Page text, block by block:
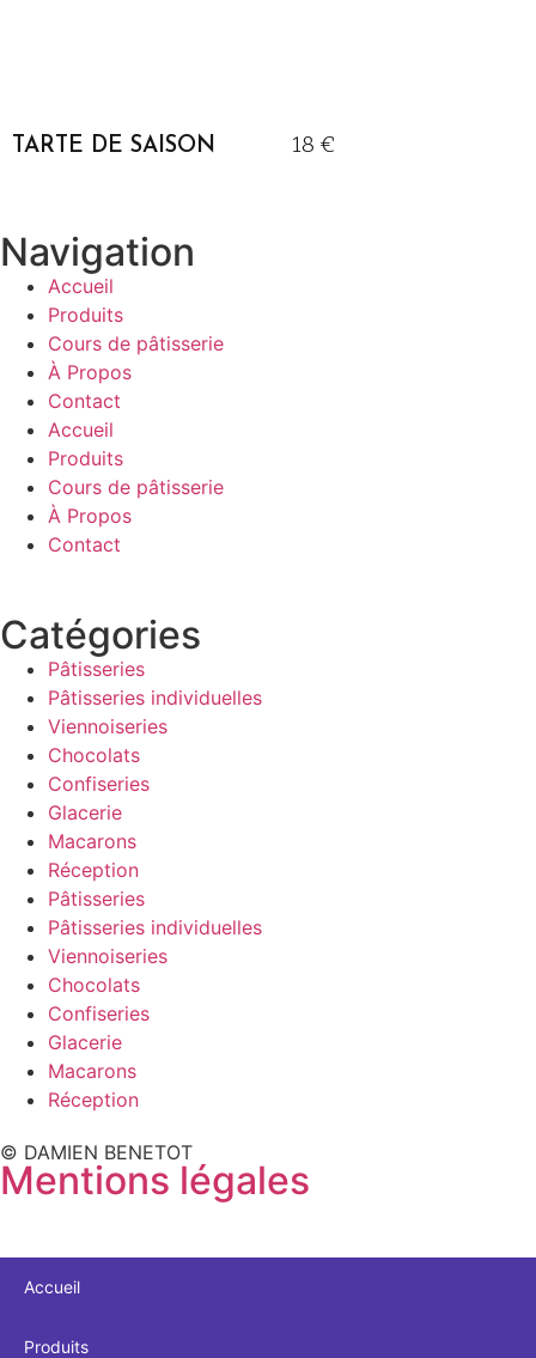
TARTE DE SAISON 18 €
Navigation
Accueil
Produits
Cours de pâtisserie
À Propos
Contact
Accueil
Produits
Cours de pâtisserie
À Propos
Contact
Catégories
Pâtisseries
Pâtisseries individuelles
Viennoiseries
Chocolats
Confiseries
Glacerie
Macarons
Réception
Pâtisseries
Pâtisseries individuelles
Viennoiseries
Chocolats
Confiseries
Glacerie
Macarons
Réception
© DAMIEN BENETOT
Mentions légales
Accueil
Produits